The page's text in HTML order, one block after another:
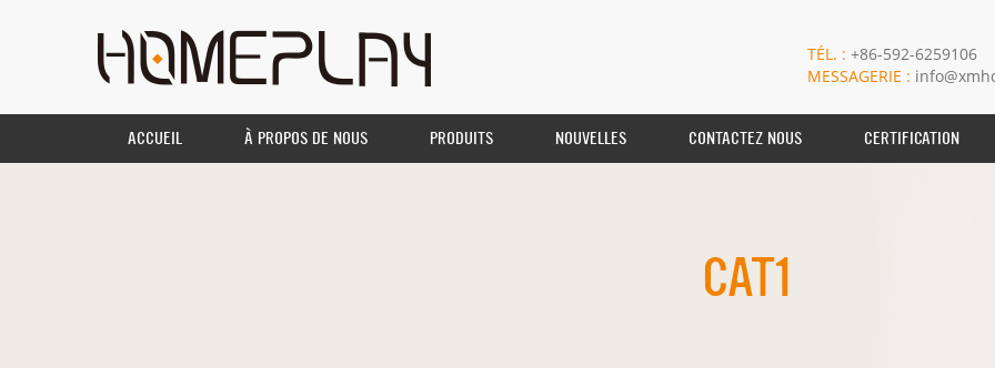
TÉL. : +86-592-6259106
MESSAGERIE :
ACCUEIL À PROPOS DE NOUS PRODUITS NOUVELLES CONTACTEZ NOUS CERTIFICATION
CAT1